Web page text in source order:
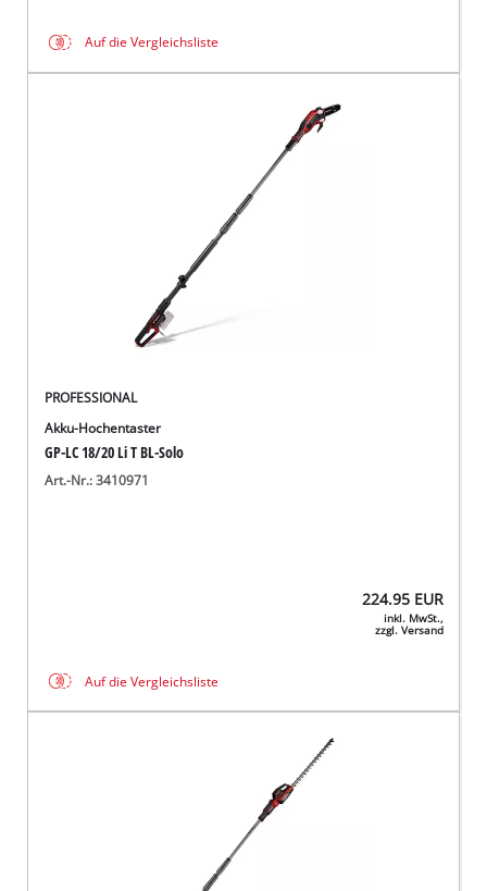
Auf die Vergleichsliste
PROFESSIONAL
Akku-Hochentaster
GP-LC 18/20 Li T BL-Solo
Art.-Nr.: 3410971
224.95 EUR
inkl. MwSt.,
zzgl. Versand
Auf die Vergleichsliste